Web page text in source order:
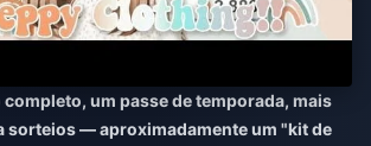
um passe de temporada, mais
sorteios — aproximadamente um "kit de